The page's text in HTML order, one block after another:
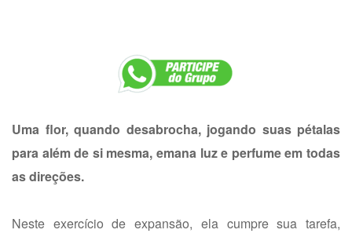
Uma flor, quando desabrocha, jogando suas pétalas
para além de si mesma, emana luz e perfume em todas
as direções.
Neste exercício de expansão, ela cumpre sua tarefa,